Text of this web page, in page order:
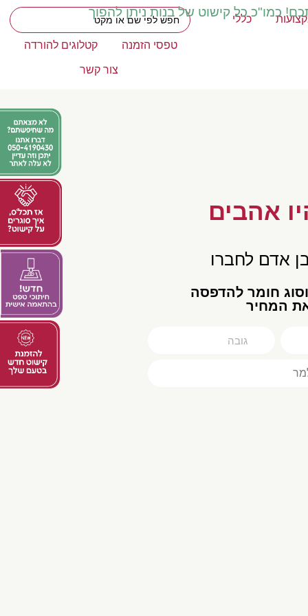
כמו"כ כל קישוט של בנות ניתן להפוך
כללי
טפסי הזמנה קטלוגים להורדה
צור קשר
אהבים
אדם לחברו
חומר להדפסה
המחיר